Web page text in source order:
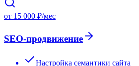
от 15 000 ₽/мес
SEO-продвижение
Настройка семантики сайта